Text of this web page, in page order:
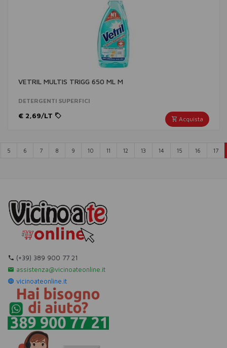
VETRIL MULTIS TRIGG 650 ML M
DETERGENTI SUPERFICI
Acquista
€ 2,69/LT
5(corrente)
6(corrente)
7(corrente)
8(corrente)
9(corrente)
10(corrente)
11(corrente)
12(corrente)
13(corrente)
14(corrente)
15(corrente)
16(corrente)
17
(+39) 389 900 77 21
assistenza@vicinoateonline.it
vicinoateonline.it